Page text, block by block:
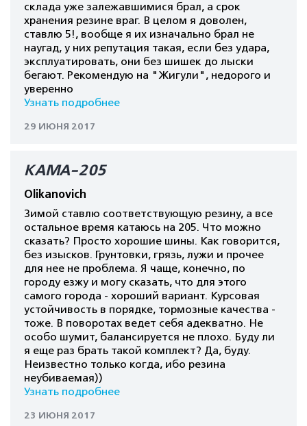
склада уже залежавшимися брал, а срок
хранения резине враг. В целом я доволен,
ставлю 5!, вообще я их изначально брал не
наугад, у них репутация такая, если без удара,
эксплуатировать, они без шишек до лыски
бегают. Рекомендую на "Жигули", недорого и
уверенно
Узнать подробнее
29 ИЮНЯ 2017
КАМА-205
Olikanovich
Зимой ставлю соответствующую резину, а все
остальное время катаюсь на 205. Что можно
сказать? Просто хорошие шины. Как говорится,
без изысков. Грунтовки, грязь, лужи и прочее
для нее не проблема. Я чаще, конечно, по
городу езжу и могу сказать, что для этого
самого города - хороший вариант. Курсовая
устойчивость в порядке, тормозные качества -
тоже. В поворотах ведет себя адекватно. Не
особо шумит, балансируется не плохо. Буду ли
я еще раз брать такой комплект? Да, буду.
Неизвестно только когда, ибо резина
неубиваемая))
Узнать подробнее
23 ИЮНЯ 2017